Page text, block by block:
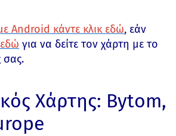
Android κάντε κλικ εδώ, εάν
για να δείτε τον χάρτη με το
σας.
Χάρτης: Bytom,